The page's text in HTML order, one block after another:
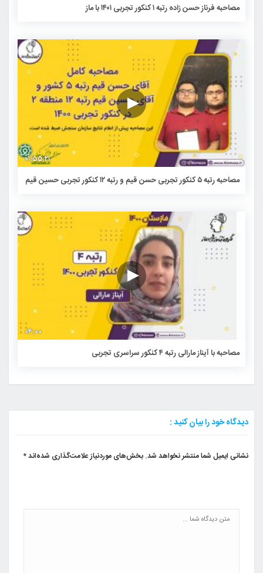
مصاحبه فرناز حسن زاده رتبه ۱ کنکور تجربی ۱۴۰۱ با ماز
۰۱:۵۵:۲۱
مصاحبه رتبه ۵ کنکور تجربی حسن قیم و رتبه ۱۲ کنکور تجربی حسین قیم
۰۴:۰۰
مصاحبه با آیناز مارالی رتبه ۴ کنکور سراسری تجربی
دیدگاه خود را بیان کنید :
نشانی ایمیل شما منتشر نخواهد شد. بخش‌های موردنیاز علامت‌گذاری شده‌اند*